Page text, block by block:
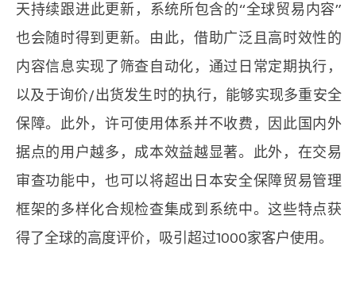
天持续跟进此更新，系统所包含的“全球贸易内容”
也会随时得到更新。由此，借助广泛且高时效性的
内容信息实现了筛查自动化，通过日常定期执行，
以及于询价/出货发生时的执行，能够实现多重安全
保障。此外，许可使用体系并不收费，因此国内外
据点的用户越多，成本效益越显著。此外，在交易
审查功能中，也可以将超出日本安全保障贸易管理
框架的多样化合规检查集成到系统中。这些特点获
得了全球的高度评价，吸引超过1000家客户使用。